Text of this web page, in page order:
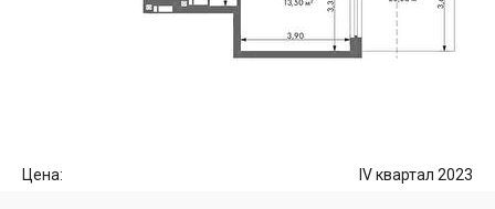
Цена: IV квартал 2023